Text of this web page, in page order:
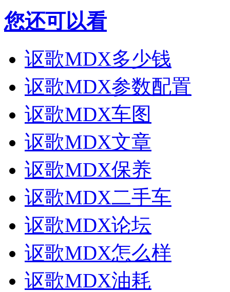
您还可以看
讴歌MDX多少钱
讴歌MDX参数配置
讴歌MDX车图
讴歌MDX文章
讴歌MDX保养
讴歌MDX二手车
讴歌MDX论坛
讴歌MDX怎么样
讴歌MDX油耗